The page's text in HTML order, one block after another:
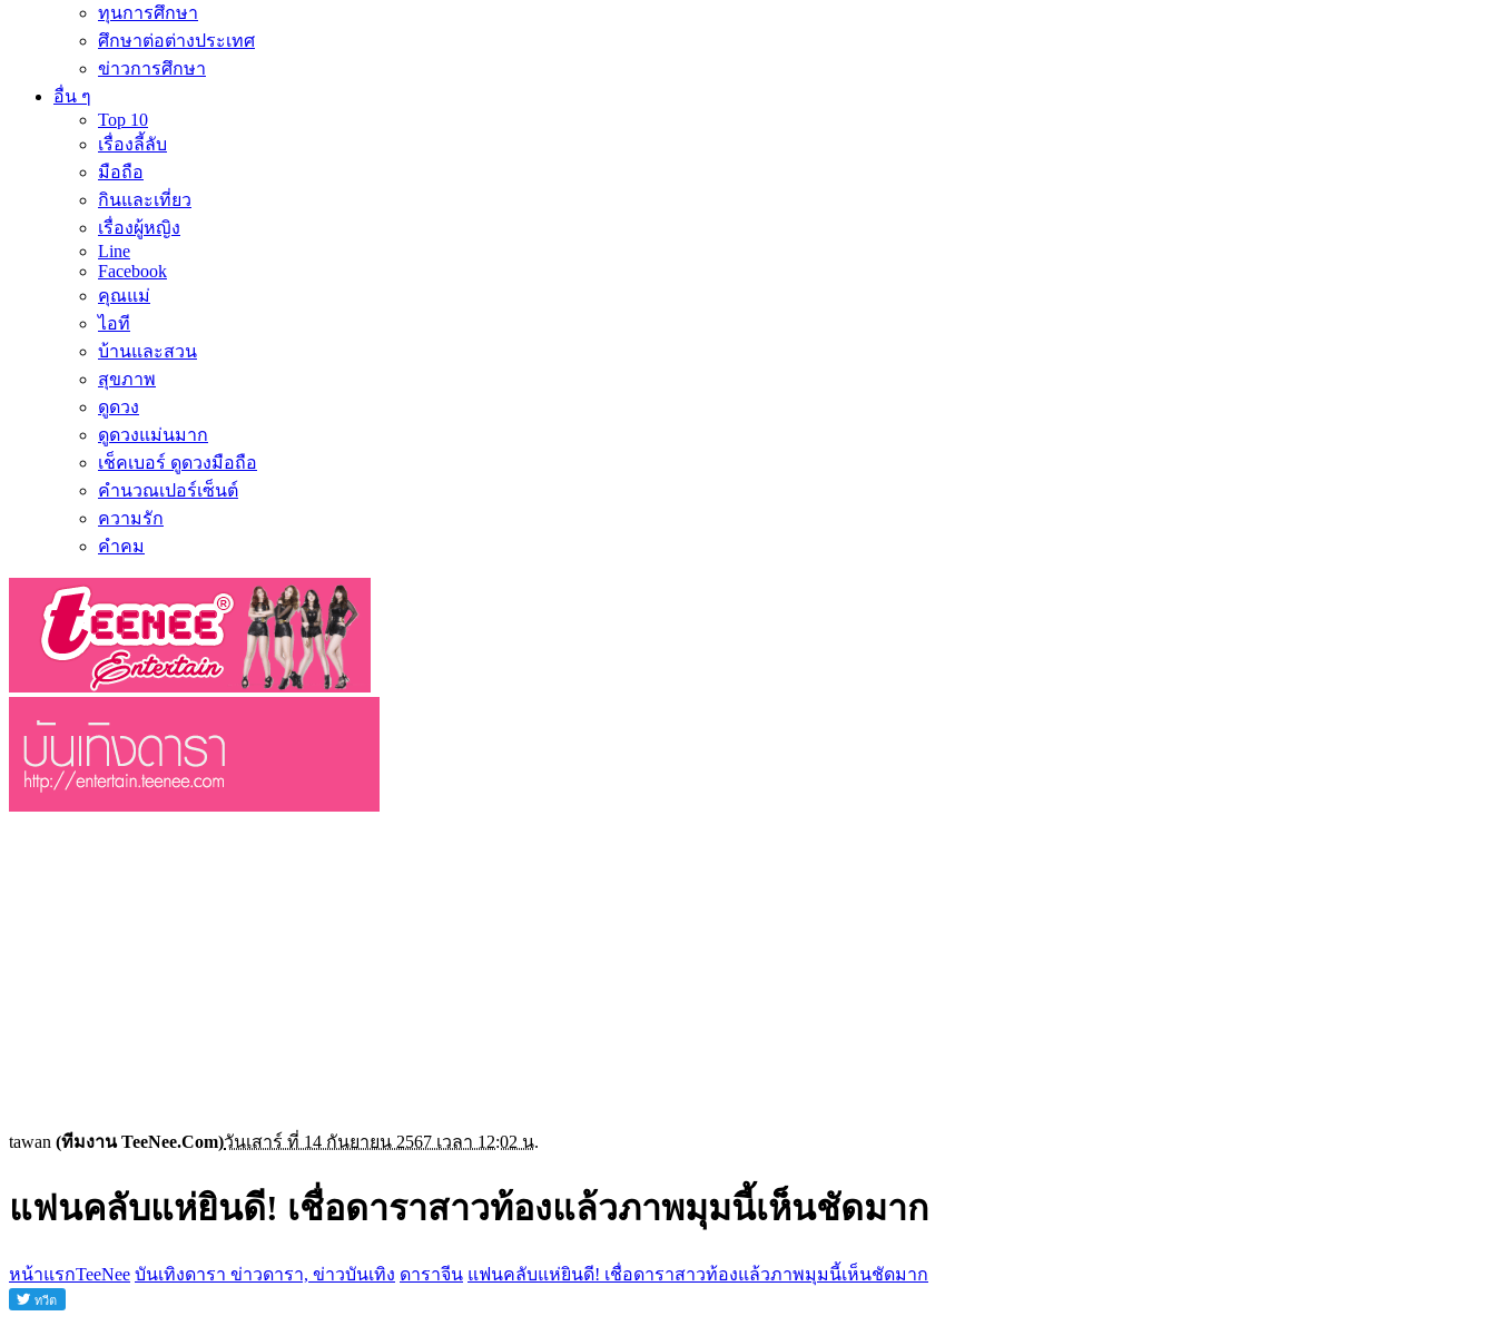
ทุนการศึกษา
ศึกษาต่อต่างประเทศ
ข่าวการศึกษา
อื่น ๆ
Top 10
เรื่องลี้ลับ
มือถือ
กินและเที่ยว
เรื่องผู้หญิง
Line
Facebook
คุณแม่
ไอที
บ้านและสวน
สุขภาพ
ดูดวง
ดูดวงแม่นมาก
เช็คเบอร์ ดูดวงมือถือ
คำนวณเปอร์เซ็นต์
ความรัก
คำคม
tawan (ทีมงาน TeeNee.Com)วันเสาร์ ที่ 14 กันยายน 2567 เวลา 12:02 น.
แฟนคลับแห่ยินดี! เชื่อดาราสาวท้องแล้วภาพมุมนี้เห็นชัดมาก
หน้าแรกTeeNee บันเทิงดารา ข่าวดารา, ข่าวบันเทิง ดาราจีน แฟนคลับแห่ยินดี! เชื่อดาราสาวท้องแล้วภาพมุมนี้เห็นชัดมาก